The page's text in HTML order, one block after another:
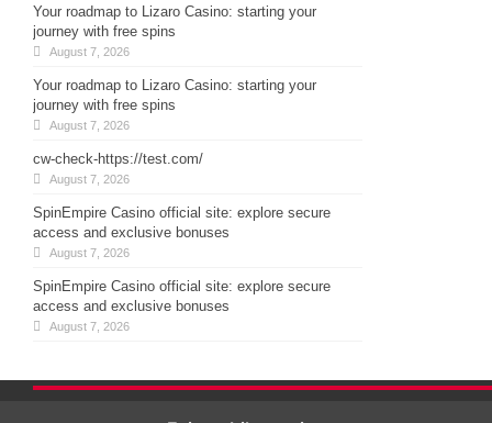
Your roadmap to Lizaro Casino: starting your
journey with free spins
August 7, 2026
Your roadmap to Lizaro Casino: starting your
journey with free spins
August 7, 2026
cw-check-https://test.com/
August 7, 2026
SpinEmpire Casino official site: explore secure
access and exclusive bonuses
August 7, 2026
SpinEmpire Casino official site: explore secure
access and exclusive bonuses
August 7, 2026